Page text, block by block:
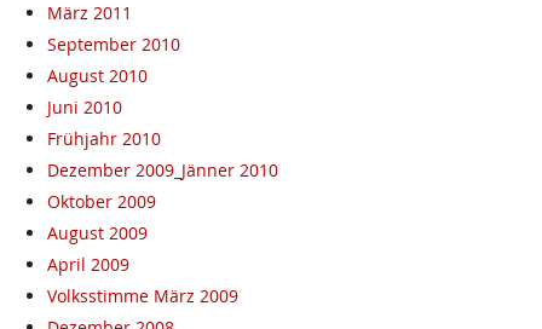
März 2011
September 2010
August 2010
Juni 2010
Frühjahr 2010
Dezember 2009_Jänner 2010
Oktober 2009
August 2009
April 2009
Volksstimme März 2009